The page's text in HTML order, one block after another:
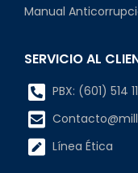
Manual
SERVICIO AL
PBX: (601) 514
Línea Ética